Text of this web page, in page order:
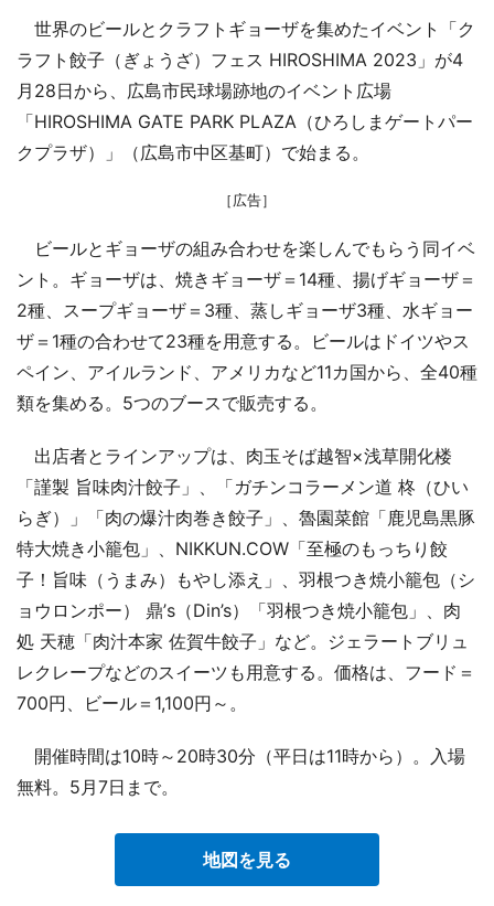
世界のビールとクラフトギョーザを集めたイベント「ク
ラフト餃子（ぎょうざ）フェス HIROSHIMA 2023」が4
月28日から、広島市民球場跡地のイベント広場
「HIROSHIMA GATE PARK PLAZA（ひろしまゲートパー
クプラザ）」（広島市中区基町）で始まる。
［広告］
ビールとギョーザの組み合わせを楽しんでもらう同イベ
ント。ギョーザは、焼きギョーザ＝14種、揚げギョーザ＝
2種、スープギョーザ＝3種、蒸しギョーザ3種、水ギョー
ザ＝1種の合わせて23種を用意する。ビールはドイツやス
ペイン、アイルランド、アメリカなど11カ国から、全40種
類を集める。5つのブースで販売する。
出店者とラインアップは、肉玉そば越智×浅草開化楼
「謹製 旨味肉汁餃子」、「ガチンコラーメン道 柊（ひい
らぎ）」「肉の爆汁肉巻き餃子」、魯園菜館「鹿児島黒豚
特大焼き小籠包」、NIKKUN.COW「至極のもっちり餃
子！旨味（うまみ）もやし添え」、羽根つき焼小籠包（シ
ョウロンポー） 鼎’s（Din’s）「羽根つき焼小籠包」、肉
処 天穂「肉汁本家 佐賀牛餃子」など。ジェラートブリュ
レクレープなどのスイーツも用意する。価格は、フード＝
700円、ビール＝1,100円～。
開催時間は10時～20時30分（平日は11時から）。入場
無料。5月7日まで。
地図を見る